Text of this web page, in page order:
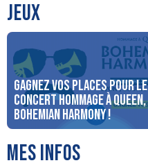
JEUX
Gagnez vos places pour le
concert Hommage à Queen,
Bohemian Harmony !
MES INFOS